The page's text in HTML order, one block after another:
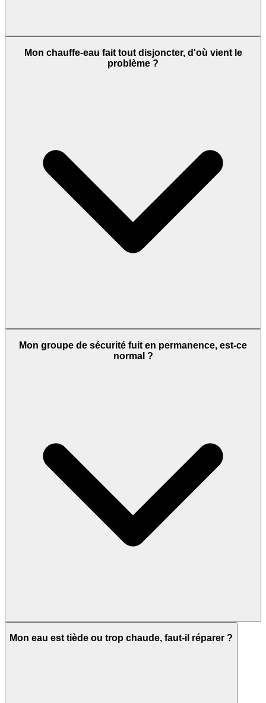
Mon chauffe-eau fait tout disjoncter, d'où vient le
problème ?
Mon groupe de sécurité fuit en permanence, est-ce
normal ?
Mon eau est tiède ou trop chaude, faut-il réparer ?